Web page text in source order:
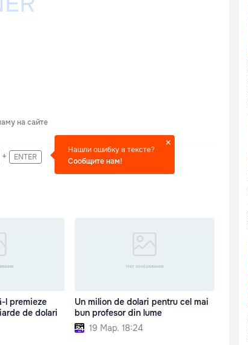
на сайте
+ ENTER
Нашли ошибку в тексте?
Сообщите нам!
l premieze
de dolari
Un milion de dolari pentru cel mai
bun profesor din lume
19 Мар. 18:24